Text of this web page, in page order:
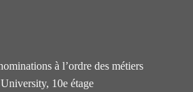
à l’ordre des métiers
10e étage